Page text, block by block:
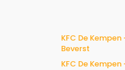
KFC De
Beverst
KFC De